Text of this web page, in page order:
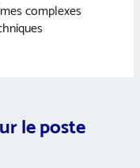
complexes
le poste